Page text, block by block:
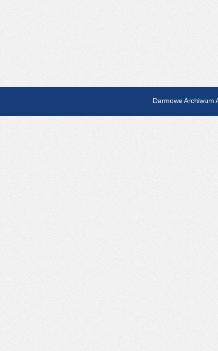
Darmowe Archiwum